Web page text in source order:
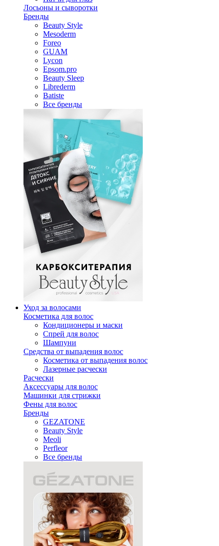
Лосьоны и сыворотки
Бренды
Beauty Style
Mesoderm
Foreo
GUAM
Lycon
Epsom.pro
Beauty Sleep
Librederm
Batiste
Все бренды
Уход за волосами
Косметика для волос
Кондиционеры и маски
Спрей для волос
Шампуни
Средства от выпадения волос
Косметика от выпадения волос
Лазерные расчески
Расчески
Аксессуары для волос
Машинки для стрижки
Фены для волос
Бренды
GEZATONE
Beauty Style
Meoli
Perfleor
Все бренды